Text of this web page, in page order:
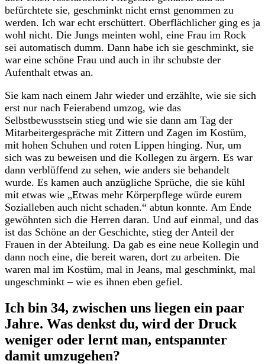
befürchtete sie, geschminkt nicht ernst genommen zu
werden. Ich war echt erschüttert. Oberflächlicher ging es ja
wohl nicht. Die Jungs meinten wohl, eine Frau im Rock
sei automatisch dumm. Dann habe ich sie geschminkt, sie
war eine schöne Frau und auch in ihr schubste der
Aufenthalt etwas an.
Sie kam nach einem Jahr wieder und erzählte, wie sie sich
erst nur nach Feierabend umzog, wie das
Selbstbewusstsein stieg und wie sie dann am Tag der
Mitarbeitergespräche mit Zittern und Zagen im Kostüm,
mit hohen Schuhen und roten Lippen hinging. Nur, um
sich was zu beweisen und die Kollegen zu ärgern. Es war
dann verblüffend zu sehen, wie anders sie behandelt
wurde. Es kamen auch anzügliche Sprüche, die sie kühl
mit etwas wie „Etwas mehr Körperpflege würde eurem
Sozialleben auch nicht schaden.“ abtun konnte. Am Ende
gewöhnten sich die Herren daran. Und auf einmal, und das
ist das Schöne an der Geschichte, stieg der Anteil der
Frauen in der Abteilung. Da gab es eine neue Kollegin und
dann noch eine, die bereit waren, dort zu arbeiten. Die
waren mal im Kostüm, mal in Jeans, mal geschminkt, mal
ungeschminkt – wie es ihnen eben gefiel.
Ich bin 34, zwischen uns liegen ein paar
Jahre. Was denkst du, wird der Druck
weniger oder lernt man, entspannter
damit umzugehen?